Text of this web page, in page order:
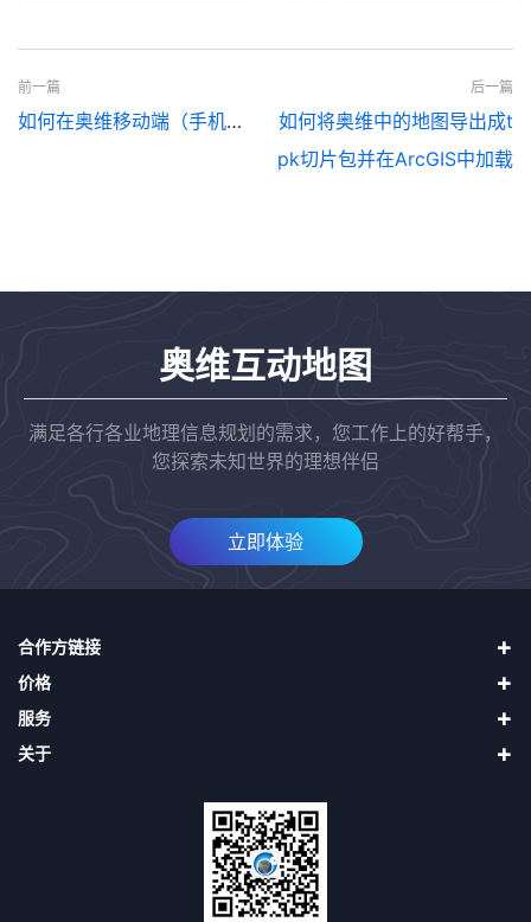
前一篇
如何在奥维移动端（手机、平板）导入自定义航拍图
后一篇
如何将奥维中的地图导出成t
pk切片包并在ArcGIS中加载
奥维互动地图
满足各行各业地理信息规划的需求，您工作上的好帮手，
您探索未知世界的理想伴侣
立即体验
合作方链接
四维地球（中国四维）
天地图
二十一世纪空间
价格
直接升级VIP
购买奥维币再用奥维币升级VIP
服务
使用帮助
关于